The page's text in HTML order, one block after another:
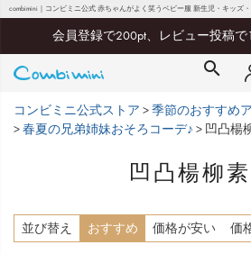
combimini｜コンビミニ公式 赤ちゃんがよく笑うベビー服 新生児・キッズ
会員登録で200pt、レビュー投稿で
コンビミニ公式ストア
季節のおすすめ
春夏の兄弟姉妹おそろコーデ♪
凹凸楊
凹凸楊柳
並び替え おすすめ 価格が安い 価